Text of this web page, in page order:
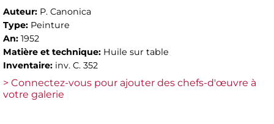
Auteur: P. Canonica
Type: Peinture
An: 1952
Matière et technique: Huile sur table
Inventaire: inv. C. 352
> Connectez-vous pour ajouter des chefs-d'œuvre à
votre galerie